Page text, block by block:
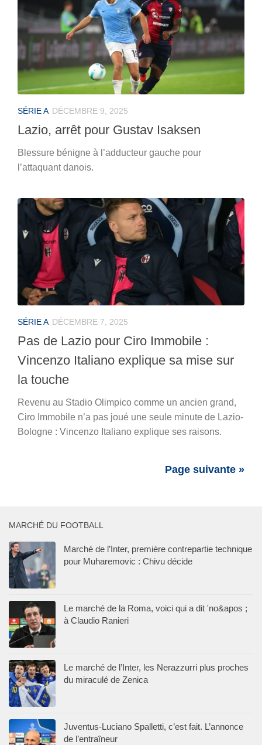
SÉRIE A DÉCEMBRE 9, 2025
Lazio, arrêt pour Gustav Isaksen
Blessure bénigne à l’adducteur gauche pour
l’attaquant danois.
SÉRIE A DÉCEMBRE 7, 2025
Pas de Lazio pour Ciro Immobile :
Vincenzo Italiano explique sa mise sur
la touche
Revenu au Stadio Olimpico comme un ancien grand,
Ciro Immobile n’a pas joué une seule minute de Lazio-
Bologne : Vincenzo Italiano explique ses raisons.
Page suivante »
MARCHÉ DU FOOTBALL
Marché de l’Inter, première contrepartie technique
pour Muharemovic : Chivu décide
Le marché de la Roma, voici qui a dit 'no&apos ;
à Claudio Ranieri
Le marché de l’Inter, les Nerazzurri plus proches
du miraculé de Zenica
Juventus-Luciano Spalletti, c’est fait. L’annonce
de l’entraîneur